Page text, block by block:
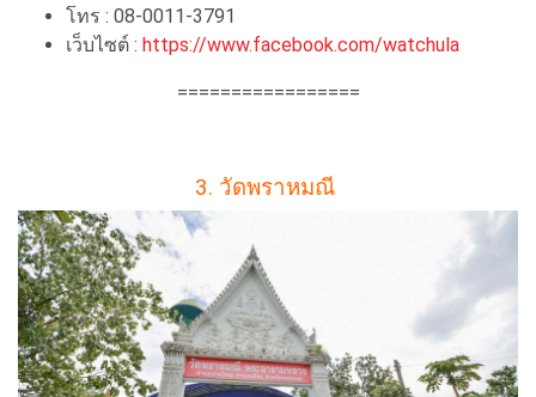
โทร : 08-0011-3791
เว็บไซต์ : https://www.facebook.com/watchula
=================
3. วัดพราหมณี